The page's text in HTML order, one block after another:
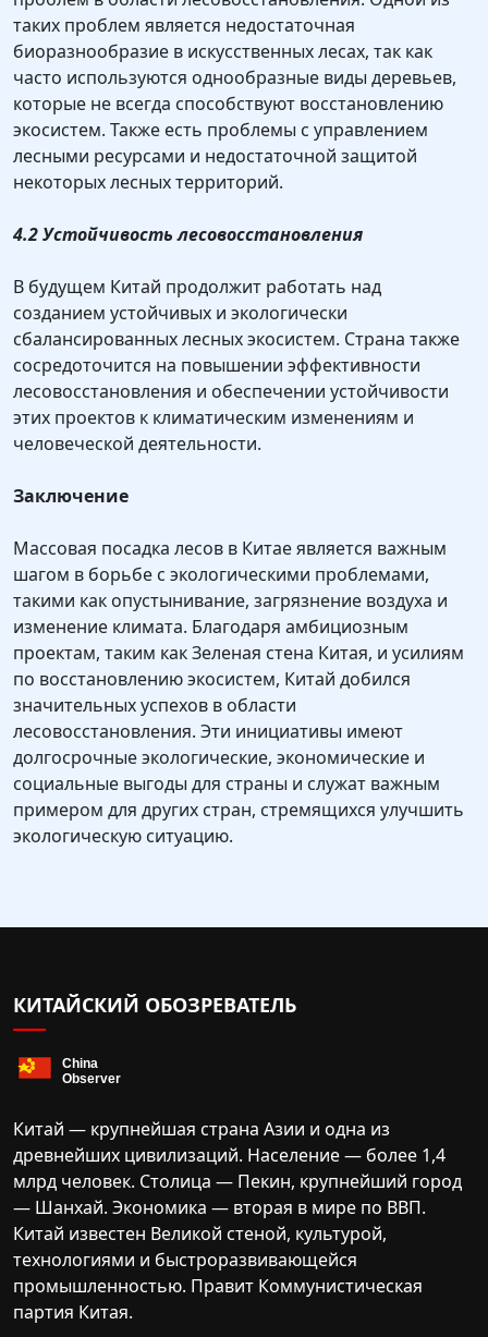
таких проблем является недостаточная
биоразнообразие в искусственных лесах, так как
часто используются однообразные виды деревьев,
которые не всегда способствуют восстановлению
экосистем. Также есть проблемы с управлением
лесными ресурсами и недостаточной защитой
некоторых лесных территорий.
4.2 Устойчивость лесовосстановления
В будущем Китай продолжит работать над
созданием устойчивых и экологически
сбалансированных лесных экосистем. Страна также
сосредоточится на повышении эффективности
лесовосстановления и обеспечении устойчивости
этих проектов к климатическим изменениям и
человеческой деятельности.
Заключение
Массовая посадка лесов в Китае является важным
шагом в борьбе с экологическими проблемами,
такими как опустынивание, загрязнение воздуха и
изменение климата. Благодаря амбициозным
проектам, таким как Зеленая стена Китая, и усилиям
по восстановлению экосистем, Китай добился
значительных успехов в области
лесовосстановления. Эти инициативы имеют
долгосрочные экологические, экономические и
социальные выгоды для страны и служат важным
примером для других стран, стремящихся улучшить
экологическую ситуацию.
КИТАЙСКИЙ ОБОЗРЕВАТЕЛЬ
Китай — крупнейшая страна Азии и одна из
древнейших цивилизаций. Население — более 1,4
млрд человек. Столица — Пекин, крупнейший город
— Шанхай. Экономика — вторая в мире по ВВП.
Китай известен Великой стеной, культурой,
технологиями и быстроразвивающейся
промышленностью. Правит Коммунистическая
партия Китая.